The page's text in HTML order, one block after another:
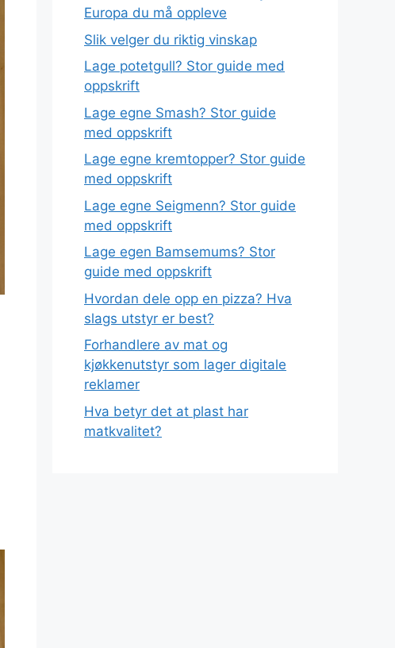
Europa du må oppleve
Slik velger du riktig vinskap
Lage potetgull? Stor guide med
oppskrift
Lage egne Smash? Stor guide
med oppskrift
Lage egne kremtopper? Stor guide
med oppskrift
Lage egne Seigmenn? Stor guide
med oppskrift
Lage egen Bamsemums? Stor
guide med oppskrift
Hvordan dele opp en pizza? Hva
slags utstyr er best?
Forhandlere av mat og
kjøkkenutstyr som lager digitale
reklamer
Hva betyr det at plast har
matkvalitet?